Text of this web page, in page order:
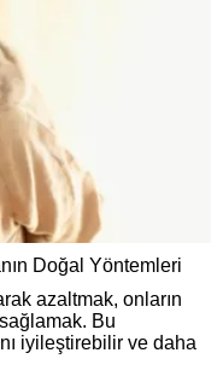
Doğal Yöntemleri
azaltmak, onların
Bu
iyileştirebilir ve daha